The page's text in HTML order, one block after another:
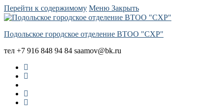
Перейти к содержимому Меню Закрыть
Подольское городское отделение ВТОО "СХР"
тел +7 916 848 94 84 saamov@bk.ru